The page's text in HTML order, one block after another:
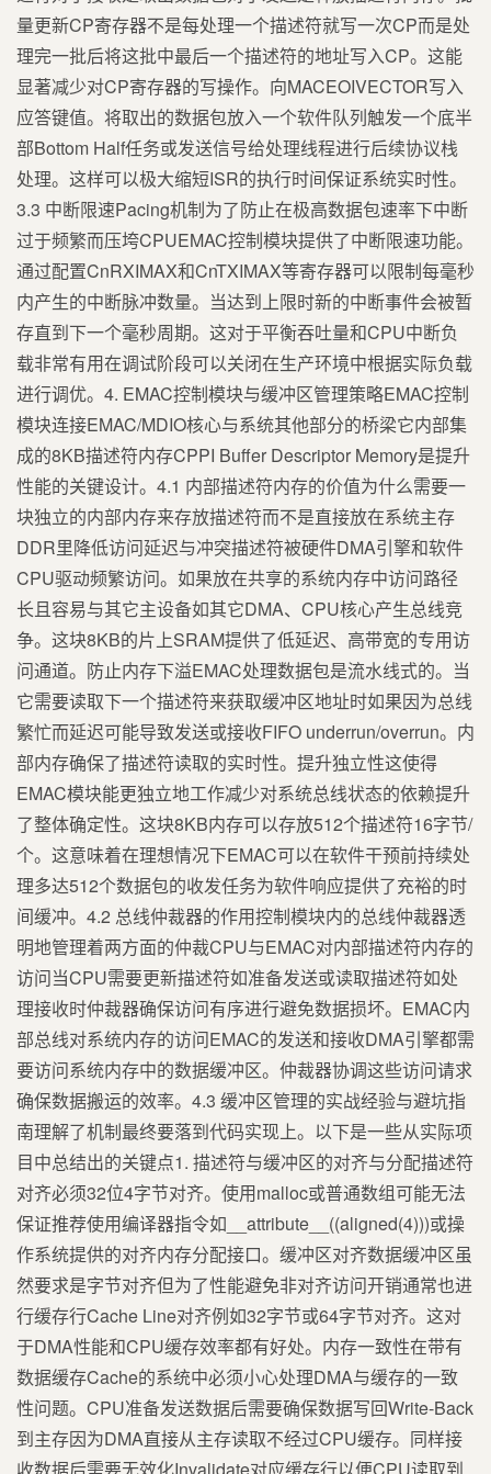
量更新CP寄存器不是每处理一个描述符就写一次CP而是处
理完一批后将这批中最后一个描述符的地址写入CP。这能
显著减少对CP寄存器的写操作。向MACEOIVECTOR写入
应答键值。将取出的数据包放入一个软件队列触发一个底半
部Bottom Half任务或发送信号给处理线程进行后续协议栈
处理。这样可以极大缩短ISR的执行时间保证系统实时性。
3.3 中断限速Pacing机制为了防止在极高数据包速率下中断
过于频繁而压垮CPUEMAC控制模块提供了中断限速功能。
通过配置CnRXIMAX和CnTXIMAX等寄存器可以限制每毫秒
内产生的中断脉冲数量。当达到上限时新的中断事件会被暂
存直到下一个毫秒周期。这对于平衡吞吐量和CPU中断负
载非常有用在调试阶段可以关闭在生产环境中根据实际负载
进行调优。4. EMAC控制模块与缓冲区管理策略EMAC控制
模块连接EMAC/MDIO核心与系统其他部分的桥梁它内部集
成的8KB描述符内存CPPI Buffer Descriptor Memory是提升
性能的关键设计。4.1 内部描述符内存的价值为什么需要一
块独立的内部内存来存放描述符而不是直接放在系统主存
DDR里降低访问延迟与冲突描述符被硬件DMA引擎和软件
CPU驱动频繁访问。如果放在共享的系统内存中访问路径
长且容易与其它主设备如其它DMA、CPU核心产生总线竞
争。这块8KB的片上SRAM提供了低延迟、高带宽的专用访
问通道。防止内存下溢EMAC处理数据包是流水线式的。当
它需要读取下一个描述符来获取缓冲区地址时如果因为总线
繁忙而延迟可能导致发送或接收FIFO underrun/overrun。内
部内存确保了描述符读取的实时性。提升独立性这使得
EMAC模块能更独立地工作减少对系统总线状态的依赖提升
了整体确定性。这块8KB内存可以存放512个描述符16字节/
个。这意味着在理想情况下EMAC可以在软件干预前持续处
理多达512个数据包的收发任务为软件响应提供了充裕的时
间缓冲。4.2 总线仲裁器的作用控制模块内的总线仲裁器透
明地管理着两方面的仲裁CPU与EMAC对内部描述符内存的
访问当CPU需要更新描述符如准备发送或读取描述符如处
理接收时仲裁器确保访问有序进行避免数据损坏。EMAC内
部总线对系统内存的访问EMAC的发送和接收DMA引擎都需
要访问系统内存中的数据缓冲区。仲裁器协调这些访问请求
确保数据搬运的效率。4.3 缓冲区管理的实战经验与避坑指
南理解了机制最终要落到代码实现上。以下是一些从实际项
目中总结出的关键点1. 描述符与缓冲区的对齐与分配描述符
对齐必须32位4字节对齐。使用malloc或普通数组可能无法
保证推荐使用编译器指令如__attribute__((aligned(4)))或操
作系统提供的对齐内存分配接口。缓冲区对齐数据缓冲区虽
然要求是字节对齐但为了性能避免非对齐访问开销通常也进
行缓存行Cache Line对齐例如32字节或64字节对齐。这对
于DMA性能和CPU缓存效率都有好处。内存一致性在带有
数据缓存Cache的系统中必须小心处理DMA与缓存的一致
性问题。CPU准备发送数据后需要确保数据写回Write-Back
到主存因为DMA直接从主存读取不经过CPU缓存。同样接